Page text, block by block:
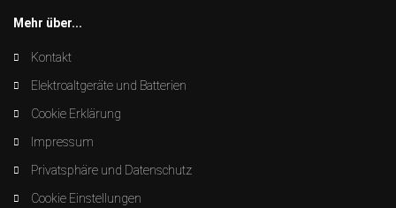
Mehr über...
Kontakt
Elektroaltgeräte und Batterien
Cookie Erklärung
Impressum
Privatsphäre und Datenschutz
Cookie Einstellungen